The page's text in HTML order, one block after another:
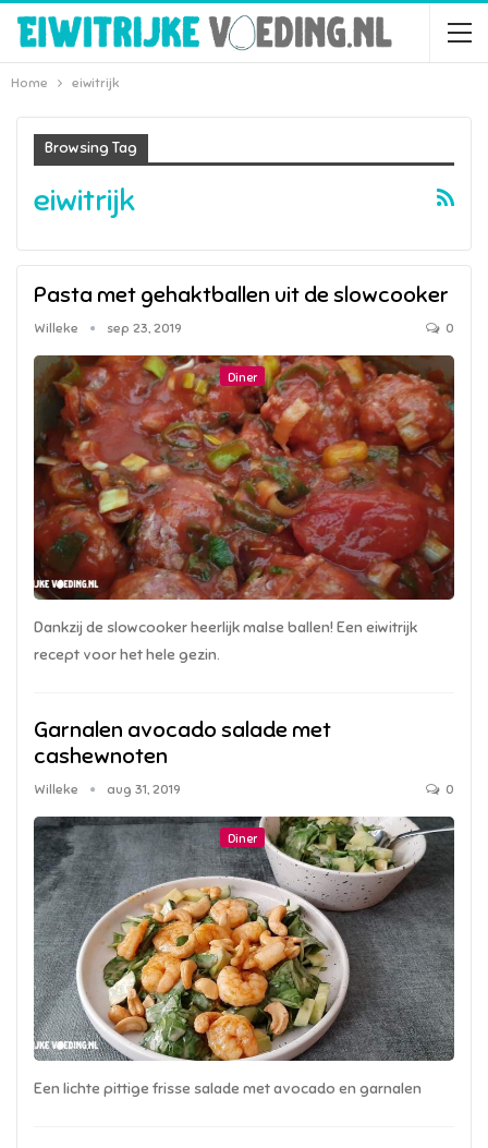
Home eiwitrijk
Browsing Tag
eiwitrijk
Pasta met gehaktballen uit de slowcooker
Willeke sep 23, 2019 0
Diner
Dankzij de slowcooker heerlijk malse ballen! Een eiwitrijk
recept voor het hele gezin.
Garnalen avocado salade met
cashewnoten
Willeke aug 31, 2019 0
Diner
Een lichte pittige frisse salade met avocado en garnalen